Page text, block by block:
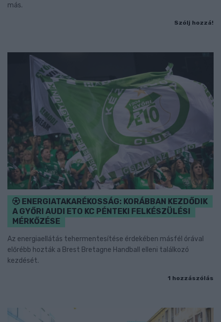
más.
Szólj hozzá!
ENERGIATAKARÉKOSSÁG: KORÁBBAN KEZDŐDIK
A GYŐRI AUDI ETO KC PÉNTEKI FELKÉSZÜLÉSI
MÉRKŐZÉSE
Az energiaellátás tehermentesítése érdekében másfél órával
előrébb hozták a Brest Bretagne Handball elleni találkozó
kezdését.
1 hozzászólás